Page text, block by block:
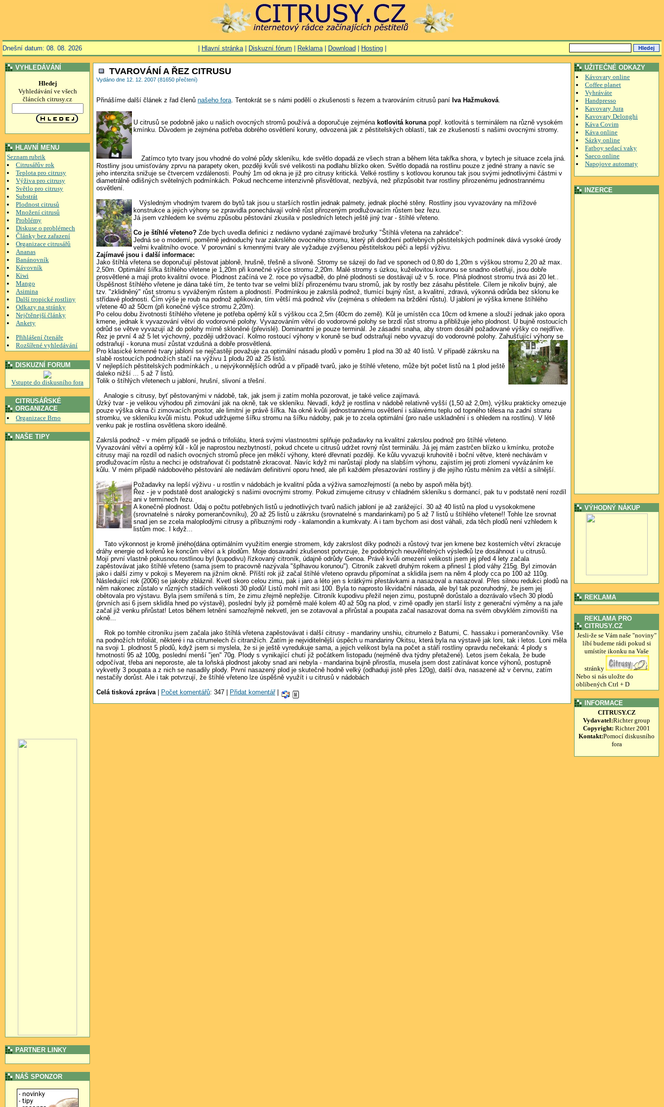
Dnešní datum: 08. 08. 2026 Hlavní stránka| Diskuzní fórum Reklama| Download Hosting
VYHLEDÁVÁNÍ
Hledej
Vyhledávání ve všech
článcích citrusy.cz
HLAVNÍ MENU
Seznam rubrik
Citrusářův rok
Teplota pro citrusy
Výživa pro citrusy
Světlo pro citrusy
Substrát
Plodnost citrusů
Množení citrusů
Problémy
Diskuse o problémech
Články bez zařazení
Organizace citrusářů
Ananas
Banánovník
Kávovník
Kiwi
Mango
Asimina
Další tropické rostliny
Odkazy na stránky
Nejčtěnejší články
Ankety
Přihlášení čtenáře
Rozšířené vyhledávání
DISKUZNÍ FORUM
Vstupte do diskusního fora
CITRUSÁŘSKÉ
ORGANIZACE
Organizace Brno
NAŠE TIPY
PARTNER LINKY
NÁŠ SPONZOR
TVAROVÁNÍ A ŘEZ CITRUSU
Vydáno dne 12. 12. 2007 (81650 přečtení)
Přinášíme další článek z řad členů našeho fora. Tentokrát se s námi podělí o zkušenosti s řezem a tvarováním citrusů paní Iva Hažmuková.
U citrusů se podobně jako u našich ovocných stromů používá a doporučuje zejména kotlovitá korunapopř. kotlovitá s terminálem na různě vysokém
kmínku. Důvodem je zejména potřeba dobrého osvětlení koruny, odvozená jak z pěstitelských oblastí, tak ze zkušeností s našimi ovocnými stromy.
Zatímco tyto tvary jsou vhodné do volné půdy skleníku, kde světlo dopadá ze všech stran a během léta takřka shora, v bytech je situace zcela jiná.
Rostliny jsou umisťovány zprvu na parapety oken, později kvůli své velikosti na podlahu blízko oken. Světlo dopadá na rostlinu pouze z jedné strany a navíc se
jeho intenzita snižuje se čtvercem vzdálenosti. Pouhý 1m od okna je již pro citrusy kritická. Velké rostliny s kotlovou korunou tak jsou svými jednotlivými částmi v
diametrálně odlišných světelných podmínkách. Pokud nechceme intenzivně přisvětlovat, nezbývá, než přizpůsobit tvar rostliny přirozenému jednostrannému
osvětlení.
Výsledným vhodným tvarem do bytů tak jsou u starších rostlin jednak palmety, jednak ploché stěny. Rostliny jsou vyvazovány na mřížové
konstrukce a jejich výhony se zpravidla ponechávají volně růst přirozeným prodlužovacím růstem bez řezu.
Já jsem vzhledem ke svému způsobu pěstování zkusila v posledních letech ještě jiný tvar - štíhlé vřeteno.
Co je štíhlé vřeteno? Zde bych uvedla definici z nedávno vydané zajímavé brožurky "Štíhlá vřetena na zahrádce":
Jedná se o moderní, poměrně jednoduchý tvar zakrslého ovocného stromu, který při dodržení potřebných pěstitelských podmínek dává vysoké úrody
velmi kvalitního ovoce. V porovnání s kmennými tvary ale vyžaduje zvýšenou pěstitelskou péči a lepší výživu.
Zajímavé jsou i další informace:
Jako štíhlá vřetena se doporučují pěstovat jabloně, hrušně, třešně a slivoně. Stromy se sázejí do řad ve sponech od 0,80 do 1,20m s výškou stromu 2,20 až max.
2,50m. Optimální šířka štíhlého vřetene je 1,20m při konečné výšce stromu 2,20m. Malé stromy s úzkou, kuželovitou korunou se snadno ošetřují, jsou dobře
prosvětlené a mají proto kvalitní ovoce. Plodnost začíná ve 2. roce po výsadbě, do plné plodnosti se dostávají už v 5. roce. Plná plodnost stromu trvá asi 20 let..
Úspěšnost štíhlého vřetene je dána také tím, že tento tvar se velmi blíží přirozenému tvaru stromů, jak by rostly bez zásahu pěstitele. Cílem je nikoliv bujný, ale
tzv. "zklidněný" růst stromu s vyváženým růstem a plodností. Podmínkou je zakrslá podnož, tlumící bujný růst, a kvalitní, zdravá, výkonná odrůda bez sklonu ke
střídavé plodnosti. Čím výše je roub na podnož aplikován, tím větší má podnož vliv (zejména s ohledem na brždění růstu). U jabloní je výška kmene štíhlého
vřetene 40 až 50cm (při konečné výšce stromu 2,20m).
Po celou dobu životnosti štíhlého vřetene je potřeba opěrný kůl s výškou cca 2,5m (40cm do země). Kůl je umístěn cca 10cm od kmene a slouží jednak jako opora
kmene, jednak k vyvazování větví do vodorovné polohy. Vyvazováním větví do vodorovné polohy se brzdí růst stromu a přibližuje jeho plodnost. U bujně rostoucích
odrůd se větve vyvazují až do polohy mírně skloněné (převislé). Dominantní je pouze terminál. Je zásadní snaha, aby strom dosáhl požadované výšky co nejdříve.
Řez je první 4 až 5 let výchovný, později udržovací. Kolmo rostoucí výhony v koruně se buď odstraňují nebo vyvazují do vodorovné polohy. Zahušťující výhony se
odstraňují - koruna musí zůstat vzdušná a dobře prosvětlená.
Pro klasické kmenné tvary jabloní se nejčastěji považuje za optimální násadu plodů v poměru 1 plod na 30 až 40 listů. V případě zákrsku na
slabě rostoucích podnožích stačí na výživu 1 plodu 20 až 25 listů.
V nejlepších pěstitelských podmínkách , u nejvýkonnějších odrůd a v případě tvarů, jako je štíhlé vřeteno, může být počet listů na 1 plod ještě
daleko nižší ... 5 až 7 listů.
Tolik o štíhlých vřetenech u jabloní, hrušní, slivoní a třešní.
Analogie s citrusy, byť pěstovanými v nádobě, tak, jak jsem ji zatím mohla pozorovat, je také velice zajímavá.
Úzký tvar - je velikou výhodou při zimování jak na okně, tak ve skleníku. Nevadí, když je rostlina v nádobě relativně vyšší (1,50 až 2,0m), výšku prakticky omezuje
pouze výška okna či zimovacích prostor, ale limitní je právě šířka. Na okně kvůli jednostrannému osvětlení i sálavému teplu od topného tělesa na zadní stranu
stromku, ve skleníku kvůli místu. Pokud udržujeme šířku stromu na šířku nádoby, pak je to zcela optimální (pro naše uskladnění i s ohledem na rostlinu). V létě
venku pak je rostlina osvětlena skoro ideálně.
Zakrslá podnož - v mém případě se jedná o trifoliátu, která svými vlastnostmi splňuje požadavky na kvalitní zakrslou podnož pro štíhlé vřeteno.
Vyvazování větví a opěrný kůl - kůl je naprostou nezbytností, pokud chcete u citrusů udržet rovný růst terminálu. Já jej mám zastrčen blízko u kmínku, protože
citrusy mají na rozdíl od našich ovocných stromů přece jen měkčí výhony, které dřevnatí později. Ke kůlu vyvazuji kruhovitě i boční větve, které nechávám v
prodlužovacím růstu a nechci je odstraňovat či podstatně zkracovat. Navíc když mi narůstají plody na slabším výhonu, zajistím jej proti zlomení vyvázáním ke
kůlu. V mém případě nádobového pěstování ale nedávám definitivní oporu hned, ale při každém přesazování rostliny ji dle jejího růstu měním za větší a silnější.
Požadavky na lepší výživu - u rostlin v nádobách je kvalitní půda a výživa samozřejmostí (a nebo by aspoň měla být).
Řez - je v podstatě dost analogický s našimi ovocnými stromy. Pokud zimujeme citrusy v chladném skleníku s dormancí, pak tu v podstatě není rozdíl
ani v termínech řezu.
A konečně plodnost. Údaj o počtu potřebných listů u jednotlivých tvarů našich jabloní je až zarážející. 30 až 40 listů na plod u vysokokmene
(srovnatelné s nároky pomerančovníku), 20 až 25 listů u zákrsku (srovnatelné s mandarinkami) po 5 až 7 listů u štíhlého vřetene!! Tohle lze srovnat
snad jen se zcela maloplodými citrusy a příbuznými rody - kalamondin a kumkvaty. A i tam bychom asi dost váhali, zda těch plodů není vzhledem k
listům moc. I když...
Tato výkonnost je kromě jiného(dána optimálním využitím energie stromem, kdy zakrslost díky podnoži a růstový tvar jen kmene bez kosterních větví zkracuje
dráhy energie od kořenů ke koncům větví a k plodům. Moje dosavadní zkušenost potvrzuje, že podobných neuvěřitelných výsledků lze dosáhnout i u citrusů.
Mojí první vlastně pokusnou rostlinou byl (kupodivu) řízkovaný citroník, údajně odrůdy Genoa. Právě kvůli omezení velikosti jsem jej před 4 lety začala
zapěstovávat jako štíhlé vřeteno (sama jsem to pracovně nazývala "šplhavou korunou"). Citroník zakvetl druhým rokem a přinesl 1 plod váhy 215g. Byl zimován
jako i další zimy v pokoji s Meyerem na jižním okně. Příští rok již začal štíhlé vřeteno opravdu připomínat a sklidila jsem na něm 4 plody cca po 100 až 110g.
Následující rok (2006) se jakoby zbláznil. Kvetl skoro celou zimu, pak i jaro a léto jen s krátkými přestávkami a nasazoval a nasazoval. Přes silnou redukci plodů na
něm nakonec zůstalo v různých stadiích velikosti 30 plodů! Listů mohl mít asi 100. Byla to naprosto likvidační násada, ale byl tak pozoruhodný, že jsem jej
obětovala pro výstavu. Byla jsem smířená s tím, že zimu zřejmě nepřežije. Citroník kupodivu přežil nejen zimu, postupně dorůstalo a dozrávalo všech 30 plodů
(prvních asi 6 jsem sklidila hned po výstavě), poslední byly již poměrně malé kolem 40 až 50g na plod, v zimě opadly jen starší listy z generační výměny a na jaře
začal již venku přirůstat! Letos během letnění samozřejmě nekvetl, jen se zotavoval a přirůstal a poupata začal nasazovat doma na svém obvyklém zimovišti na
okně...
Rok po tomhle citroníku jsem začala jako štíhlá vřetena zapěstovávat i další citrusy - mandariny unshiu, citrumelo z Batumi, C. hassaku i pomerančovníky. Vše
na podnožích trifoliát, některé i na citrumelech či citranžích. Zatím je nejviditelnější úspěch u mandariny Okitsu, která byla na výstavě jak loni, tak i letos. Loni měla
na svoji 1. plodnost 5 plodů, když jsem si myslela, že si je ještě vyredukuje sama, a jejich velikost byla na počet a stáří rostliny opravdu nečekaná: 4 plody s
hmotností 95 až 100g, poslední menší "jen" 70g. Plody s vynikající chutí již počátkem listopadu (nejméně dva týdny přetažené). Letos jsem čekala, že bude
odpočívat, třeba ani neporoste, ale ta loňská plodnost jakoby snad ani nebyla - mandarina bujně přirostla, musela jsem dost zatínávat konce výhonů, postupně
vykvetly 3 poupata a z nich se nasadily plody. První nasazený plod je skutečně hodně velký (odhaduji jistě přes 120g), další dva, nasazené až v červnu, zatím
nestačily dorůst. Ale i tak potvrzují, že štíhlé vřeteno lze úspěšně využít i u citrusů v nádobách
Celá tisková zpráva| Počet komentářů: 347 | Přidat komentář|
UŽITEČNÉ ODKAZY
Kávovary online
Coffee planet
Vyhráváte
Handpresso
Kavovary Jura
Kavovary Delonghi
Káva Covim
Káva online
Sázky online
Fatboy sedací vaky
Saeco online
Napojove automaty
INZERCE
VÝHODNÝ NÁKUP
REKLAMA
REKLAMA PRO
CITRUSY.CZ
Jesli-že se Vám naše "noviny"
líbí budeme rádi pokud si
umístíte ikonku na Vaše
stránky
Nebo si nás uložte do
oblíbených Ctrl + D
INFORMACE
CITRUSY.CZ
Vydavatel:Richter group
Copyright: Richter 2001
Kontakt:Pomocí diskusního
fora